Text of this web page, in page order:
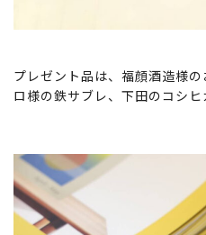
プレゼント品は、福顔酒造様
ロ様の鉄サブレ、下田のコシヒ